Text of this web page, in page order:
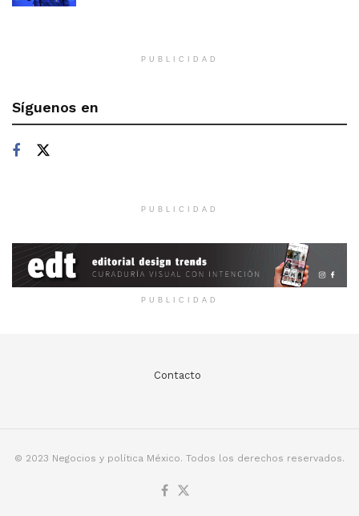
PUBLICIDAD
Síguenos en
PUBLICIDAD
PUBLICIDAD
Contacto
© 2023 Negocios y política México. Todos los derechos reservados.